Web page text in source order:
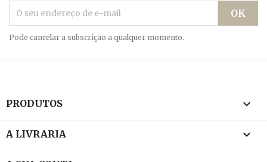
Pode cancelar a subscrição a qualquer momento.
PRODUTOS 
A LIVRARIA 